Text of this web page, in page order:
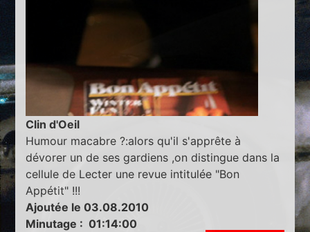
Clin d'Oeil
Humour macabre ?:alors qu'il s'apprête à
dévorer un de ses gardiens ,on distingue dans la
cellule de Lecter une revue intitulée "Bon
Appétit" !!!
Ajoutée le 03.08.2010
Minutage : 01:14:00